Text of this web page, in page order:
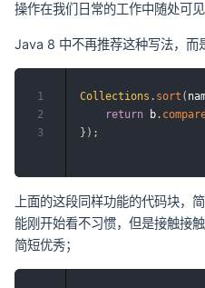
操作在我们日常的工作中随处可见
Java 8 中不再推荐这种写法，而
Collections . sort (
return b .
} ) ;
1
2
3
上面的这段同样功能的代码块，
能刚开始看不习惯，但是接触接
简短优秀；